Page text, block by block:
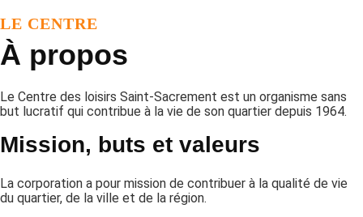
LE CENTRE
À propos
Le Centre des loisirs Saint-Sacrement est un organisme sans
but lucratif qui contribue à la vie de son quartier depuis 1964.
Mission, buts et valeurs
La corporation a pour mission de contribuer à la qualité de vie
du quartier, de la ville et de la région.